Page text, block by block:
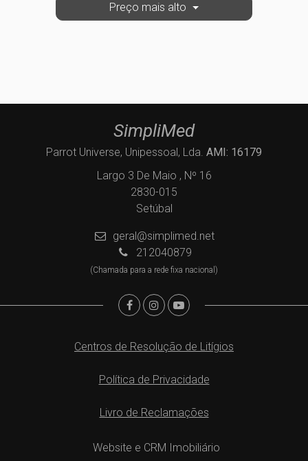
Preço mais alto
SimpliMed
Parrot Universe, Unipessoal, Lda. AMI: 16179
Largo 3 De Maio , Nº 16
2830-015
Setúbal
geral@simplimed.net
212040879
(Chamada para a rede fixa nacional)
Centros de Resolução de Litígios
Política de Privacidade
Livro de Reclamações
Website e CRM Imobiliário